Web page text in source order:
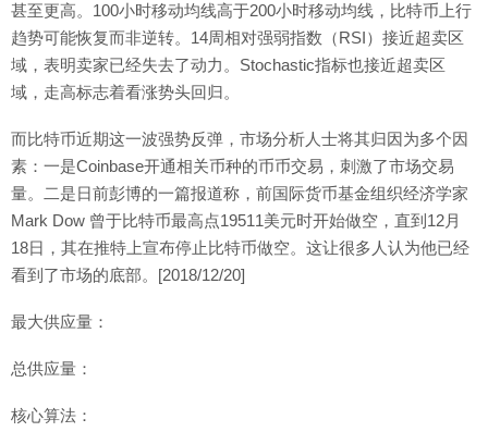
甚至更高。100小时移动均线高于200小时移动均线，比特币上行
趋势可能恢复而非逆转。14周相对强弱指数（RSI）接近超卖区
域，表明卖家已经失去了动力。Stochastic指标也接近超卖区
域，走高标志着看涨势头回归。
而比特币近期这一波强势反弹，市场分析人士将其归因为多个因
素：一是Coinbase开通相关币种的币币交易，刺激了市场交易
量。二是日前彭博的一篇报道称，前国际货币基金组织经济学家
Mark Dow 曾于比特币最高点19511美元时开始做空，直到12月
18日，其在推特上宣布停止比特币做空。这让很多人认为他已经
看到了市场的底部。[2018/12/20]
最大供应量：
总供应量：
核心算法：